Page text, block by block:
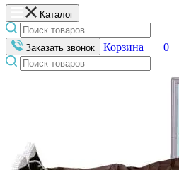
Каталог
Заказать звонок Корзина 0